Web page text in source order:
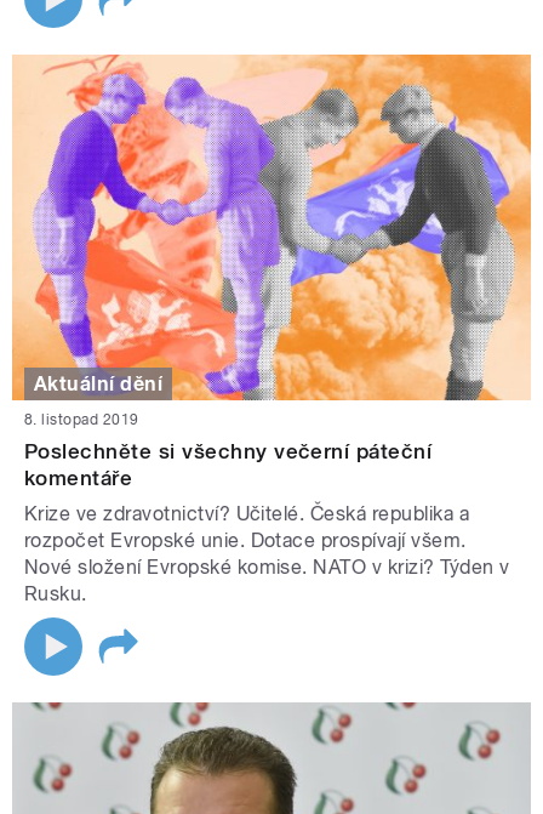
Aktuální dění
8. listopad 2019
Poslechněte si všechny večerní páteční
komentáře
Krize ve zdravotnictví? Učitelé. Česká republika a
rozpočet Evropské unie. Dotace prospívají všem.
Nové složení Evropské komise. NATO v krizi? Týden v
Rusku.